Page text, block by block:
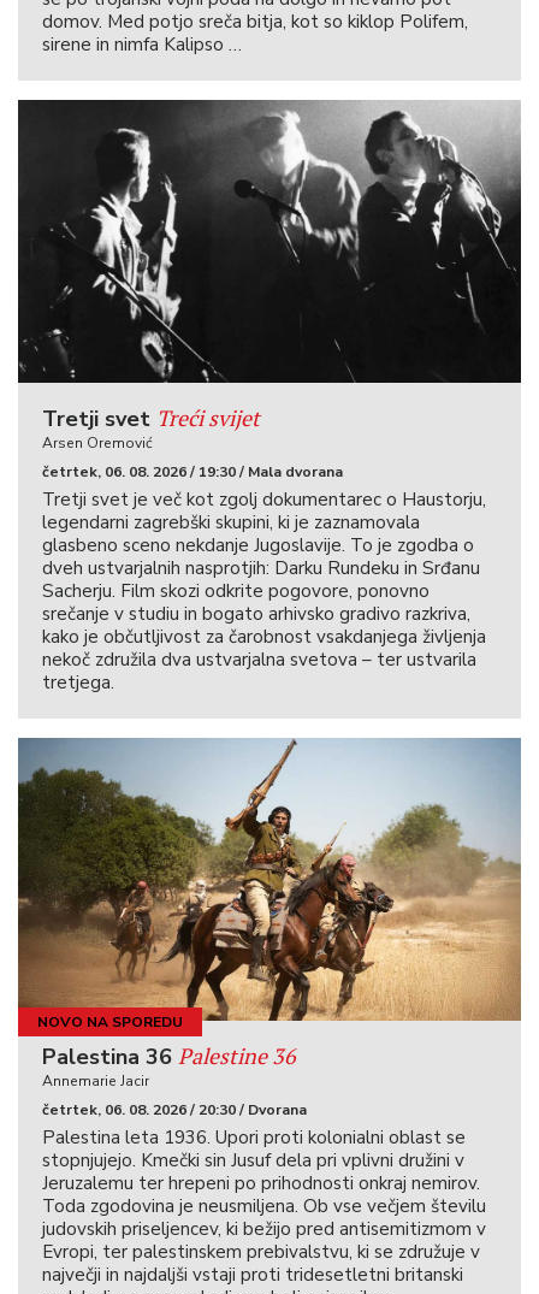
domov. Med potjo sreča bitja, kot so kiklop Polifem,
sirene in nimfa Kalipso …
Tretji svet Treći svijet
Arsen Oremović
četrtek, 06. 08. 2026 / 19:30 / Mala dvorana
Tretji svet je več kot zgolj dokumentarec o Haustorju,
legendarni zagrebški skupini, ki je zaznamovala
glasbeno sceno nekdanje Jugoslavije. To je zgodba o
dveh ustvarjalnih nasprotjih: Darku Rundeku in Srđanu
Sacherju. Film skozi odkrite pogovore, ponovno
srečanje v studiu in bogato arhivsko gradivo razkriva,
kako je občutljivost za čarobnost vsakdanjega življenja
nekoč združila dva ustvarjalna svetova – ter ustvarila
tretjega.
NOVO NA SPOREDU
Palestina 36 Palestine 36
Annemarie Jacir
četrtek, 06. 08. 2026 / 20:30 / Dvorana
Palestina leta 1936. Upori proti kolonialni oblast se
stopnjujejo. Kmečki sin Jusuf dela pri vplivni družini v
Jeruzalemu ter hrepeni po prihodnosti onkraj nemirov.
Toda zgodovina je neusmiljena. Ob vse večjem številu
judovskih priseljencev, ki bežijo pred antisemitizmom v
Evropi, ter palestinskem prebivalstvu, ki se združuje v
največji in najdaljši vstaji proti tridesetletni britanski